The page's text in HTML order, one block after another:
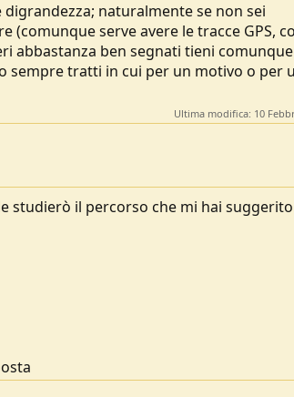
naturalmente se non sei
serve avere le tracce GPS,
abbastanza ben segnati tieni comunque
sempre tratti in cui per un motivo o per
Ultima modifica: 10
studierò il percorso che mi hai